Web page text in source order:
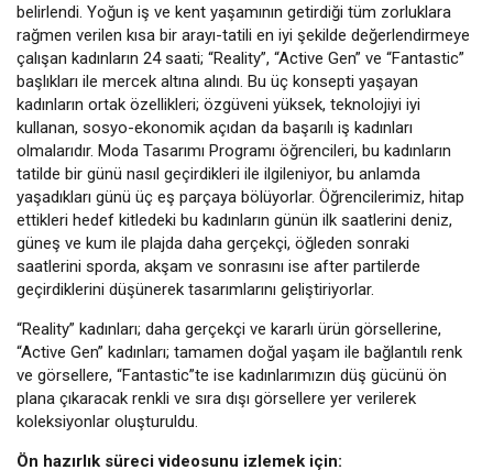
belirlendi. Yoğun iş ve kent yaşamının getirdiği tüm zorluklara
rağmen verilen kısa bir arayı-tatili en iyi şekilde değerlendirmeye
çalışan kadınların 24 saati; “Reality”, “Active Gen” ve “Fantastic”
başlıkları ile mercek altına alındı. Bu üç konsepti yaşayan
kadınların ortak özellikleri; özgüveni yüksek, teknolojiyi iyi
kullanan, sosyo-ekonomik açıdan da başarılı iş kadınları
olmalarıdır. Moda Tasarımı Programı öğrencileri, bu kadınların
tatilde bir günü nasıl geçirdikleri ile ilgileniyor, bu anlamda
yaşadıkları günü üç eş parçaya bölüyorlar. Öğrencilerimiz, hitap
ettikleri hedef kitledeki bu kadınların günün ilk saatlerini deniz,
güneş ve kum ile plajda daha gerçekçi, öğleden sonraki
saatlerini sporda, akşam ve sonrasını ise after partilerde
geçirdiklerini düşünerek tasarımlarını geliştiriyorlar.
“Reality” kadınları; daha gerçekçi ve kararlı ürün görsellerine,
“Active Gen” kadınları; tamamen doğal yaşam ile bağlantılı renk
ve görsellere, “Fantastic”te ise kadınlarımızın düş gücünü ön
plana çıkaracak renkli ve sıra dışı görsellere yer verilerek
koleksiyonlar oluşturuldu.
Ön hazırlık süreci videosunu izlemek için: